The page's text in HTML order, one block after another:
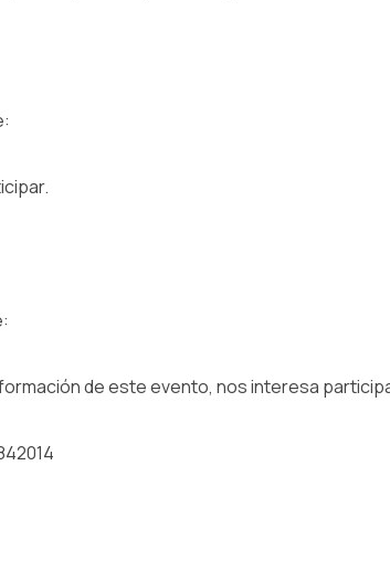
de este evento, nos interesa